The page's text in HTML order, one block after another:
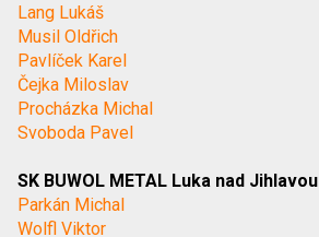
Lang Lukáš
Musil Oldřich
Pavlíček Karel
Čejka Miloslav
Procházka Michal
Svoboda Pavel
SK BUWOL METAL Luka nad Jihlavou
Parkán Michal
Wolfl Viktor